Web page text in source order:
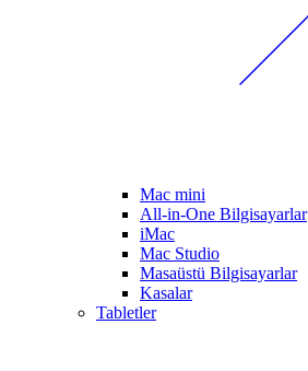
Mac mini
All-in-One Bilgisayarlar
iMac
Mac Studio
Masaüstü Bilgisayarlar
Kasalar
Tabletler